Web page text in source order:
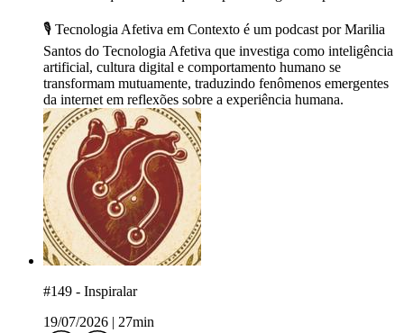
🎙️ Tecnologia Afetiva em Contexto é um podcast por Marilia
Santos do Tecnologia Afetiva que investiga como inteligência
artificial, cultura digital e comportamento humano se
transformam mutuamente, traduzindo fenômenos emergentes
da internet em reflexões sobre a experiência humana.
#149 - Inspiralar
19/07/2026
27min